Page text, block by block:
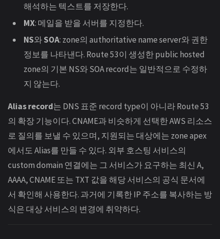
해석하는 텍스트를 저장한다.
MX: 메일을 받을 서버를 지정한다.
NS와SOA: zone의 authoritative name server와 권한
정보를 나타낸다. Route 53이 생성한 public hosted
zone의 기본 NS와 SOA record는 일반적으로 수정하
지 않는다.
Alias record는 DNS 표준 record type이 아니라 Route 53
의 확장 기능이다. CNAME과 비슷하게 선택한 AWS 리소스
로 질의를 보낼 수 있으며, 지원되는 대상에는 zone apex
에서도 Alias를 만들 수 있다. 외부 호스팅 서비스의
custom domain 연결에는 그 서비스가 요구하는 최신 A,
AAAA, CNAME 또는 TXT 값을 해당 서비스의 공식 문서에
서 확인해 사용한다. 과거에 기록한 IP 주소를 복사하는 방
식은 대상 서비스의 변경에 취약하다.